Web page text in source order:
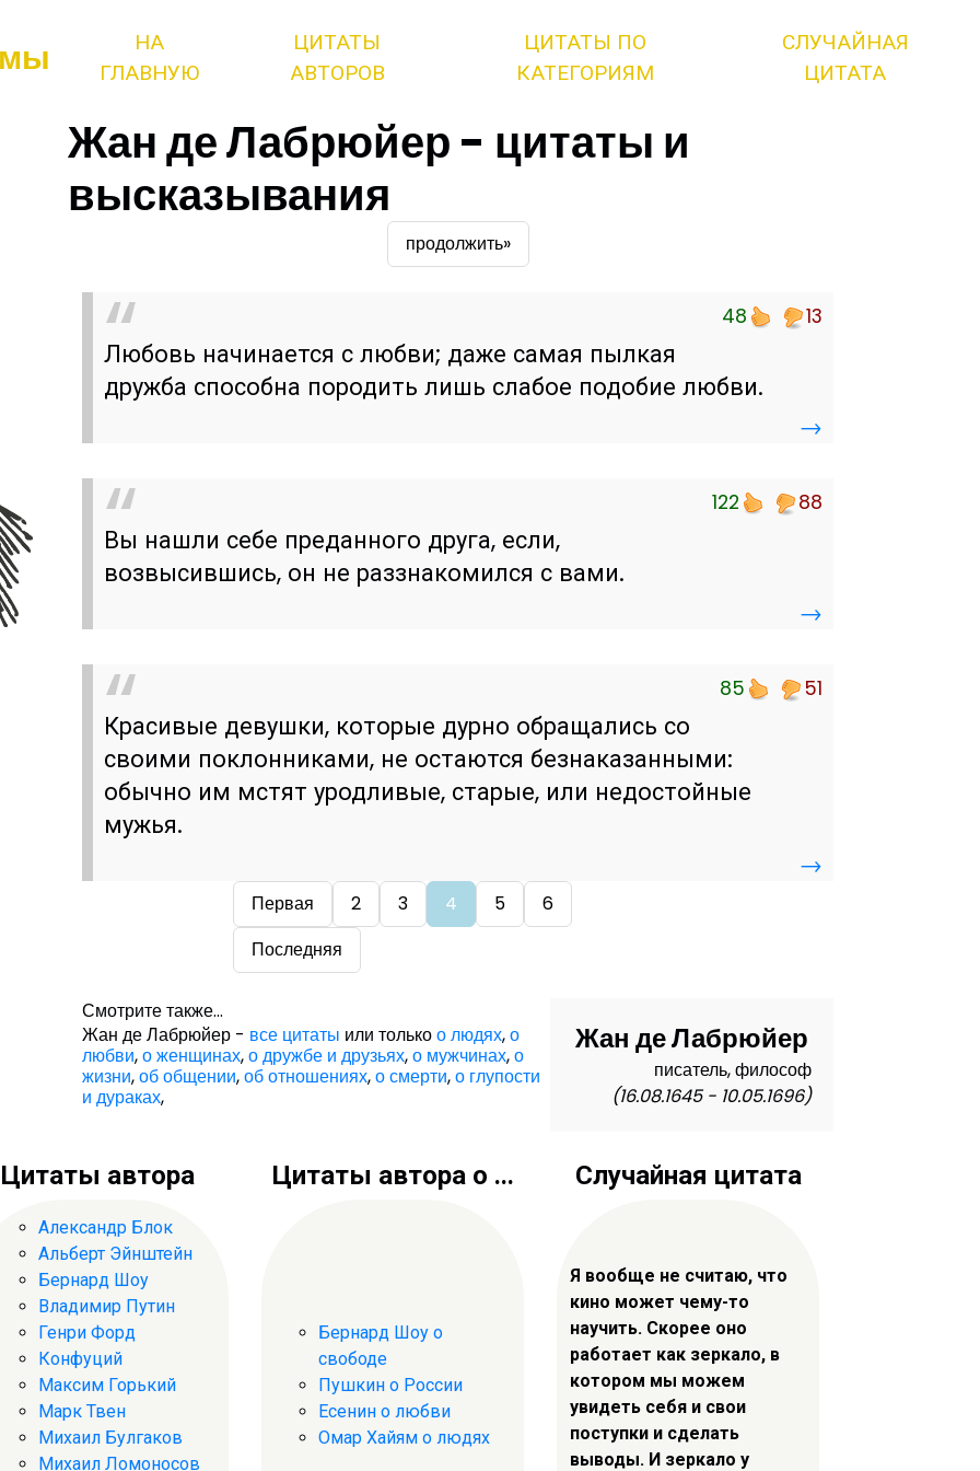
НА
ГЛАВНУЮ
ЦИТАТЫ
АВТОРОВ
ЦИТАТЫ ПО
КАТЕГОРИЯМ
СЛУЧАЙНАЯ
ЦИТАТА
Жан де Лабрюйер - цитаты и
высказывания
продолжить»
48 13
Любовь начинается с любви; даже самая пылкая
дружба способна породить лишь слабое подобие любви.
→
122 88
Вы нашли себе преданного друга, если,
возвысившись, он не раззнакомился с вами.
→
85 51
Красивые девушки, которые дурно обращались со
своими поклонниками, не остаются безнаказанными:
обычно им мстят уродливые, старые, или недостойные
мужья.
→
Первая 2 3 4 5
6
Последняя
Жан де Лабрюйер
писатель, философ
(16.08.1645 - 10.05.1696)
Смотрите также...
Жан де Лабрюйер - все цитаты или толькоо людях,о
любви,о женщинах,о дружбе и друзьях,о мужчинах,о
жизни,об общении,об отношениях,о смерти,о глупости
и дураках,
Цитаты автора
Александр Блок
Альберт Эйнштейн
Бернард Шоу
Владимир Путин
Генри Форд
Конфуций
Максим Горький
Марк Твен
Михаил Булгаков
Михаил Ломоносов
Цитаты автора о ...
Бернард Шоу о
свободе
Пушкин о России
Есенин о любви
Омар Хайям о людях
Случайная цитата
Я вообще не считаю, что
кино может чему-то
научить. Скорее оно
работает как зеркало, в
котором мы можем
увидеть себя и свои
поступки и сделать
выводы. И зеркало у